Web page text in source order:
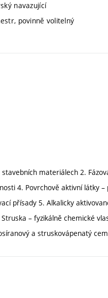
navazující
povinně volitelný
materiálech 2.
4. Povrchově aktivní látky
přísady 5. Alkalicky
– fyzikálně chemické
a struskovápenatý